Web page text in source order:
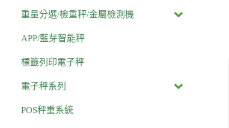
重量分選/檢重秤/金屬檢測機
APP/藍芽智能秤
標籤列印電子秤
電子秤系列
POS秤重系統